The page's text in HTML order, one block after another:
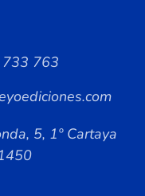
763
5, 1º Cartaya